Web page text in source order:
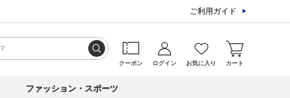
ご利用ガイド
クーポン ログイン お気に入り カート
ファッション・スポーツ